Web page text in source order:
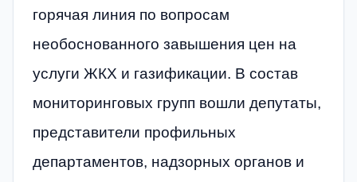
горячая линия по вопросам
необоснованного завышения цен на
услуги ЖКХ и газификации. В состав
мониторинговых групп вошли депутаты,
представители профильных
департаментов, надзорных органов и